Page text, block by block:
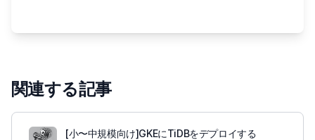
関連する記事
[小〜中規模向け]GKEにTiDBをデプロイする